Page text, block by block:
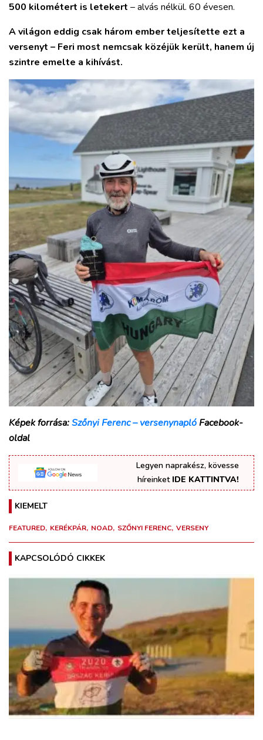
500 kilométert is letekert – alvás nélkül. 60 évesen.
A világon eddig csak három ember teljesítette ezt a
versenyt – Feri most nemcsak közéjük került, hanem új
szintre emelte a kihívást.
Képek forrása:Szőnyi Ferenc – versenynapló Facebook-
oldal
Legyen naprakész, kövesse
híreinket IDE KATTINTVA!
KIEMELT
FEATURED KERÉKPÁR NOAD SZŐNYI FERENC VERSENY
KAPCSOLÓDÓ CIKKEK